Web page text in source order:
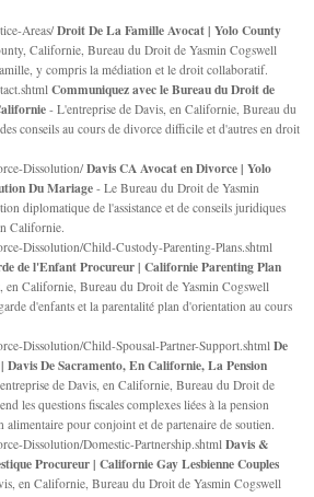
Areas/Droit De La Famille Avocat | Yolo County
Californie, Bureau du Droit de Yasmin Cogswell
y compris la médiation et le droit collaboratif.
Communiquez avec le Bureau du Droit de
- L'entreprise de Davis, en Californie, Bureau du
conseils au cours de divorce difficile et d'autres en droit
Dissolution/Davis CA Avocat en Divorce | Yolo
Du Mariage - Le Bureau du Droit de Yasmin
diplomatique de l'assistance et de conseils juridiques
Californie.
Dissolution/Child-Custody-Parenting-Plans.shtml
de l'Enfant Procureur | Californie Parenting Plan
en Californie, Bureau du Droit de Yasmin Cogswell
d'enfants et la parentalité plan d'orientation au cours
Dissolution/Child-Spousal-Partner-Support.shtmlDe
De Sacramento, En Californie, La Pension
de Davis, en Californie, Bureau du Droit de
les questions fiscales complexes liées à la pension
pour conjoint et de partenaire de soutien.
Dissolution/Domestic-Partnership.shtmlDavis &
Procureur | Californie Gay Lesbienne Couples
en Californie, Bureau du Droit de Yasmin Cogswell